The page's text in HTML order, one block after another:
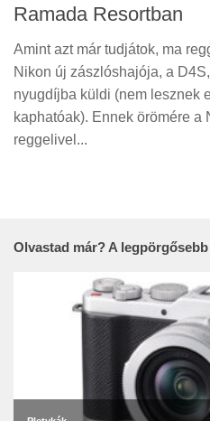
Ramada Resortban
Amint azt már tudjátok, ma
Nikon új zászlóshajója, a
nyugdíjba küldi (nem lesznek
kaphatóak). Ennek örömére a
reggelivel...
Olvastad már? A